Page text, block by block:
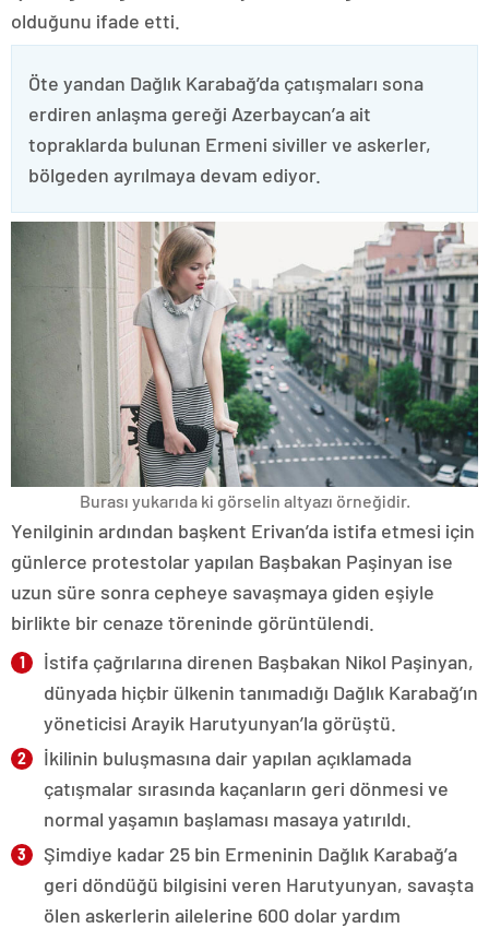
olduğunu ifade etti.
Öte yandan Dağlık Karabağ’da çatışmaları sona
erdiren anlaşma gereği Azerbaycan’a ait
topraklarda bulunan Ermeni siviller ve askerler,
bölgeden ayrılmaya devam ediyor.
Burası yukarıda ki görselin altyazı örneğidir.
Yenilginin ardından başkent Erivan’da istifa etmesi için
günlerce protestolar yapılan Başbakan Paşinyan ise
uzun süre sonra cepheye savaşmaya giden eşiyle
birlikte bir cenaze töreninde görüntülendi.
İstifa çağrılarına direnen Başbakan Nikol Paşinyan,
dünyada hiçbir ülkenin tanımadığı Dağlık Karabağ’ın
yöneticisi Arayik Harutyunyan’la görüştü.
İkilinin buluşmasına dair yapılan açıklamada
çatışmalar sırasında kaçanların geri dönmesi ve
normal yaşamın başlaması masaya yatırıldı.
Şimdiye kadar 25 bin Ermeninin Dağlık Karabağ’a
geri döndüğü bilgisini veren Harutyunyan, savaşta
ölen askerlerin ailelerine 600 dolar yardım